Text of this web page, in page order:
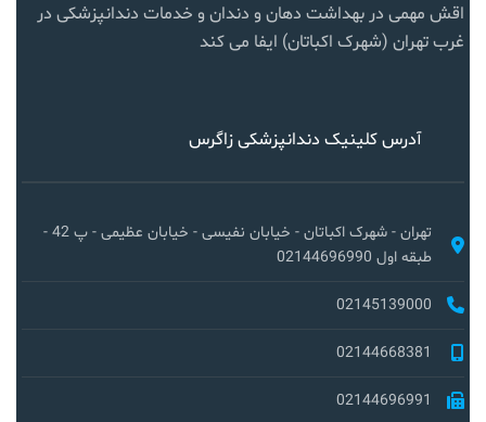
اقش مهمی در بهداشت دهان و دندان و خدمات دندانپزشکی در
غرب تهران (شهرک اکباتان) ایفا می کند
آدرس کلینیک دندانپزشکی زاگرس
تهران - شهرک اکباتان - خیابان نفیسی - خیابان عظیمی - پ 42 -
طبقه اول 02144696990
02145139000
02144668381
02144696991